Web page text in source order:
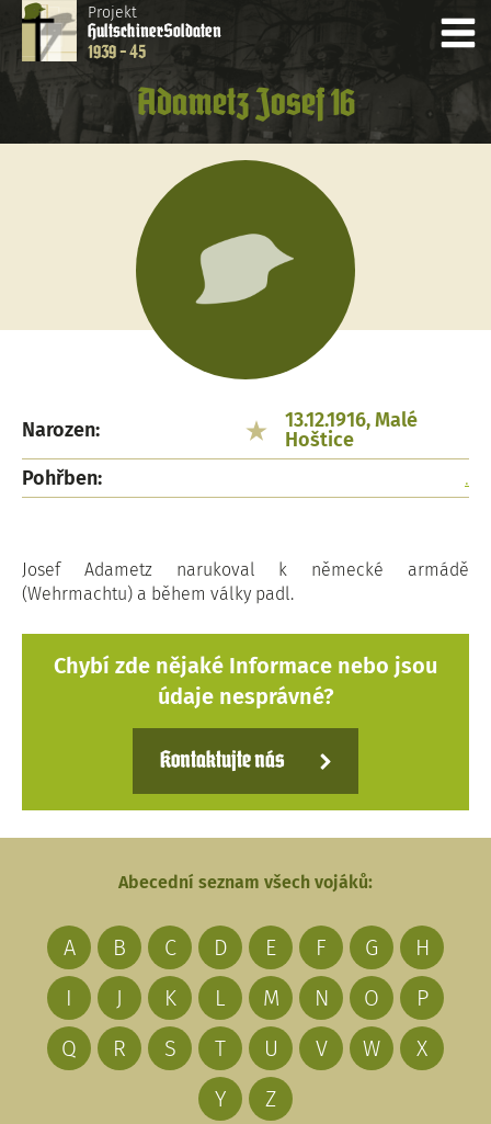
Projekt
HultschinerSoldaten
1939 - 45
Adametz Josef 16
Narozen:
13.12.1916, Malé
Hoštice
Pohřben:
.
Josef Adametz narukoval k německé armádě
(Wehrmachtu) a během války padl.
Chybí zde nějaké Informace nebo jsou
údaje nesprávné?
Kontaktujte nás
Abecední seznam všech vojáků:
A B C D E F G
H
I
J K L M N O
P
Q
R S T U V W
X
Y
Z